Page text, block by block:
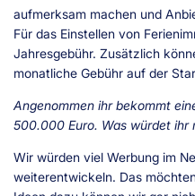
aufmerksam machen und
Für das Einstellen von
Jahresgebühr. Zusätzlich
monatliche Gebühr auf der
Angenommen ihr bekommt
500.000 Euro. Was würdet ihr
Wir würden viel Werbung im
weiterentwickeln. Das